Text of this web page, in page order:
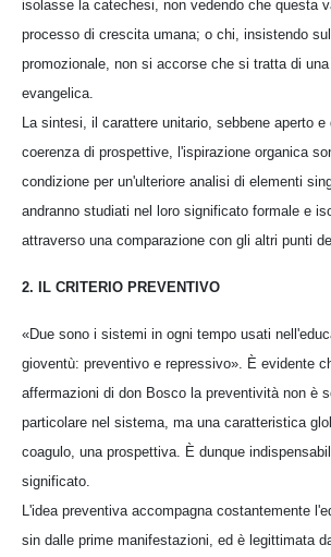
isolasse la catechesi, non vedendo che questa
processo di crescita umana; o chi, insistendo
promozionale, non si accorse che si tratta di
evangelica.
La sintesi, il carattere unitario, sebbene aperto e
coerenza di prospettive, l'ispirazione organica
condizione per un'ulteriore analisi di elementi
andranno studiati nel loro significato formale e
attraverso una comparazione con gli altri punti
2. IL CRITERIO PREVENTIVO
«Due sono i sistemi in ogni tempo usati
gioventù: preventivo e repressivo». È evidente
affermazioni di don Bosco la preventività non è
particolare nel sistema, ma una caratteristica
coagulo, una prospettiva. È dunque
significato.
L'idea preventiva accompagna costantemente
sin dalle prime manifestazioni, ed è legittimata